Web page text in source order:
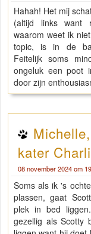
Hahah! Het mij
(altijd links want
waarom weet ik
topic, is in de
Feitelijk soms
ongeluk een poot
door zijn
kater
08 november 2024 om
Soms als ik 's
plassen, gaat
plek in bed
gezellig als Scotty